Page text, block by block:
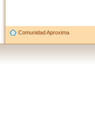
Comunidad Aproxima